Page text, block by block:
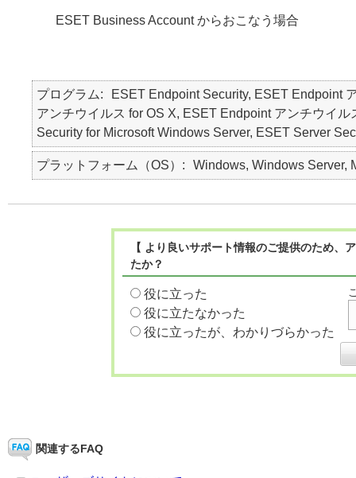
ESET Business Account からおこなう場合
プログラム
ESET Endpoint Security, ESET Endpoint
アンチウイルス for OS X, ESET Endpoint アンチウイ
Security for Microsoft Windows Server, ESET Server
プラットフォーム（OS） Windows, Windows Server,
【 より良いサポート情報のご提供のため
たか？
役に立った
役に立たなかった
役に立ったが、わかりづらかった
関連するFAQ